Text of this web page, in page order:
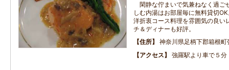
閑静な佇まいで気兼ねなく過ご
しむ内湯はお部屋毎に無料貸切
洋折衷コース料理を雰囲気の良い
チ＆ディナーも好評。
住所
神奈川県足柄下郡箱根町
アクセス
強羅駅より車で５分